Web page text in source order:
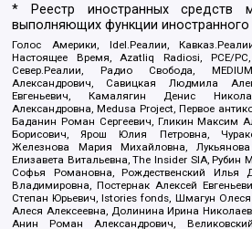
* Реестр иностранных средств
выполняющих функции иностранного
Голос Америки, Idel.Реалии,
Настоящее Время, Azatliq Radiosi, PCE/PC,
Север.Реалии, Радио Свобода,
Александрович, Савицкая Людмила
Евгеньевич, Камалягин Денис
Александровна, Medusa Project, Первое
Баданин Роман Сергеевич, Гликин Максим
Борисович, Ярош Юлия Петровна,
Железнова Мария Михайловна,
Елизавета Витальевна, The Insider SIA, Рубин
Софья Романовна, Рождественский Илья
Владимировна, Постернак Алексей
Степан Юрьевич, Istories fonds, Шмагун
Алеся Алексеевна, Долинина Ирина
Анин Роман Александрович,